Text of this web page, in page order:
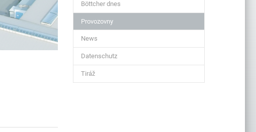
Böttcher dnes
Provozovny
News
Datenschutz
Tiráž